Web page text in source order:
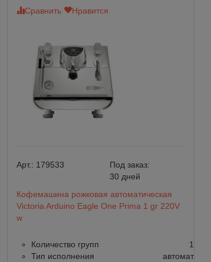
Сравнить Нравится
Арт.: 179533
Под заказ:
30 дней
Кофемашина рожковая автоматическая
Victoria Arduino Eagle One Prima 1 gr 220V
w
Количество групп
1
Тип исполнения
автомат